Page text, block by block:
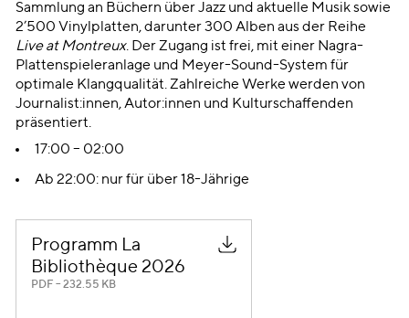
Sammlung an Büchern über Jazz und aktuelle Musik sowie
2’500 Vinylplatten, darunter 300 Alben aus der Reihe
Live at Montreux. Der Zugang ist frei, mit einer Nagra-
Plattenspieleranlage und Meyer-Sound-System für
optimale Klangqualität. Zahlreiche Werke werden von
Journalist:innen, Autor:innen und Kulturschaffenden
präsentiert.
17:00 – 02:00
Ab 22:00: nur für über 18-Jährige
Programm La
Bibliothèque 2026
PDF – 232.55 KB